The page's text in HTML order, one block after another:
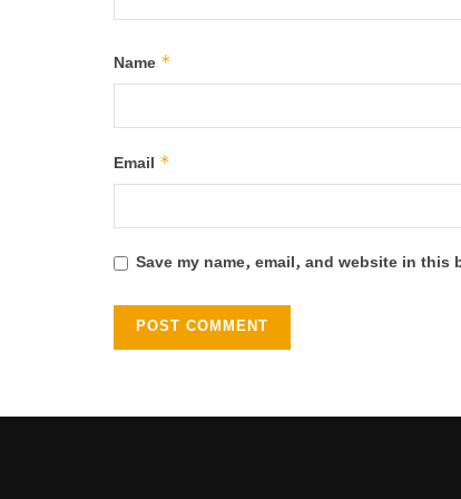
Name *
Email *
Save my name, email, and website in this